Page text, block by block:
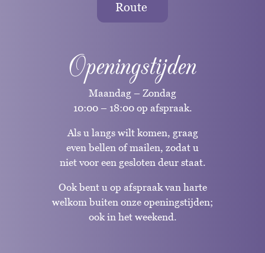
Route
Openingstijden
Maandag – Zondag
10:00 – 18:00 op afspraak.
Als u langs wilt komen, graag
even bellen of mailen, zodat u
niet voor een gesloten deur staat.
Ook bent u op afspraak van harte
welkom buiten onze openingstijden;
ook in het weekend.